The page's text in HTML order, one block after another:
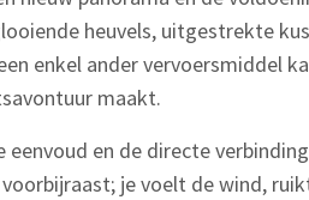
heuvels, uitgestrekte
enkel ander vervoersmiddel
maakt.
eenvoud en de directe
je voelt de wind,